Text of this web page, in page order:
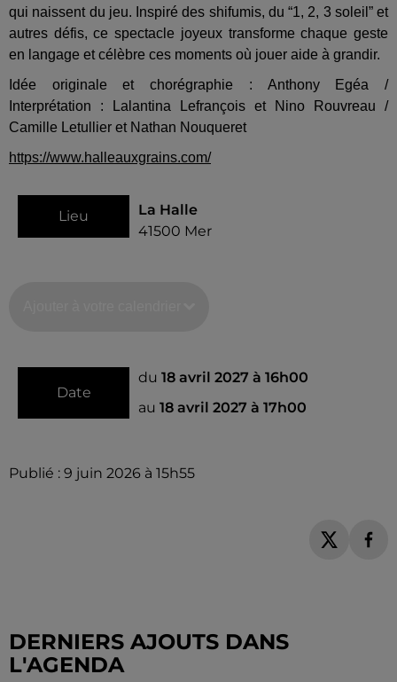
qui naissent du jeu. Inspiré des shifumis, du “1, 2, 3 soleil” et
autres défis, ce spectacle joyeux transforme chaque geste
en langage et célèbre ces moments où jouer aide à grandir.
Idée originale et chorégraphie : Anthony Egéa /
Interprétation : Lalantina Lefrançois et Nino Rouvreau /
Camille Letullier et Nathan Nouqueret
https://www.halleauxgrains.com/
Lieu
La Halle
41500 Mer
Date
du 18 avril 2027 à 16h00
au 18 avril 2027 à 17h00
Publié : 9 juin 2026 à 15h55
DERNIERS AJOUTS DANS
L'AGENDA